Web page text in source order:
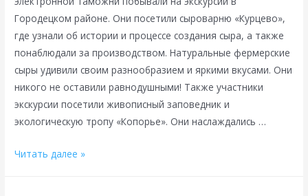
Городецком районе. Они посетили сыроварню «Курцево»,
где узнали об истории и процессе создания сыра, а также
понаблюдали за производством. Натуральные фермерские
сыры удивили своим разнообразием и яркими вкусами. Они
никого не оставили равнодушными! Также участники
экскурсии посетили живописный заповедник и
экологическую тропу «Копорье». Они наслаждались …
Экскурсия
Читать далее »